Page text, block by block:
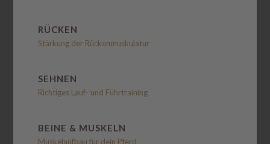
RÜCKEN
Stärkung der Rückenmuskulatur
SEHNEN
Richtiges Lauf- und Führtraining
BEINE & MUSKELN
Muskelaufbau für dein Pferd